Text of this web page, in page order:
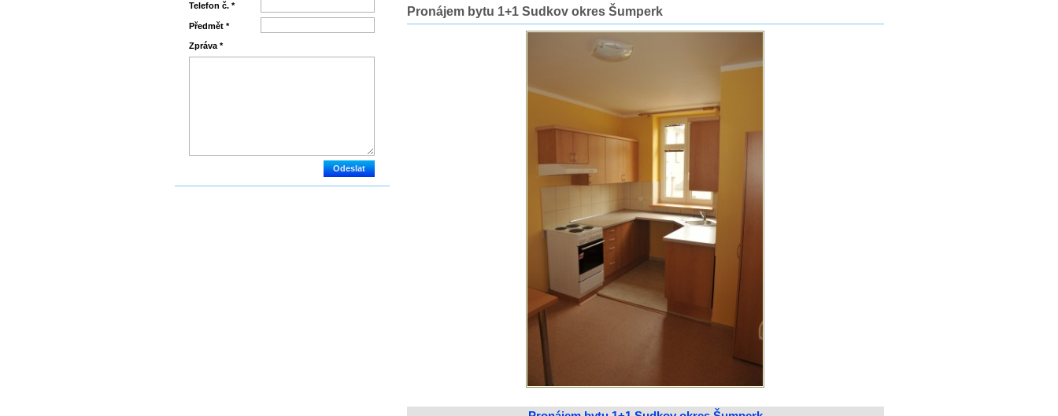
Pronájem bytu 1+1 Sudkov okres Šumperk
Telefon č. *
Předmět *
Zpráva *